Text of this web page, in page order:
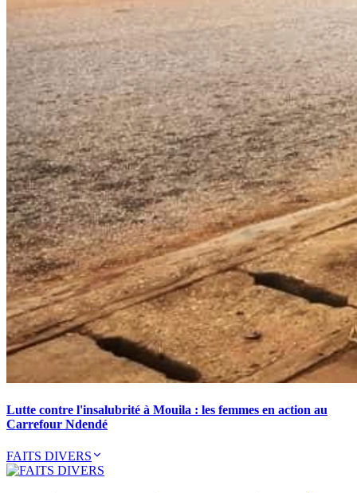
Lutte contre l'insalubrité à Mouila : les femmes en action au
Carrefour Ndendé
FAITS DIVERS